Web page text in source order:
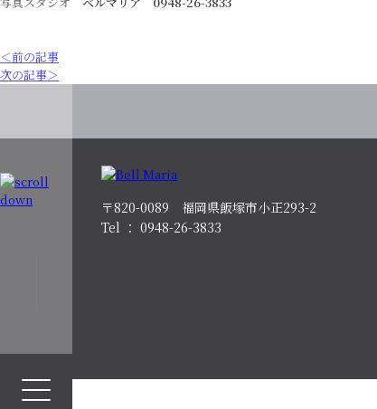
＜前の記事
次の記事＞
〒820-0089 福岡県飯塚市小正293-2
Tel ： 0948-26-3833